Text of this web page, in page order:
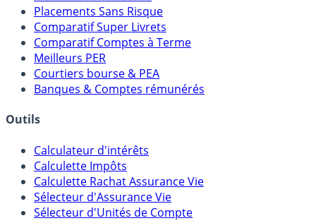
Meilleures Assurances-Vie
Meilleurs Fonds Euros
Placements Sans Risque
Comparatif Super Livrets
Comparatif Comptes à Terme
Meilleurs PER
Banques & Comptes rémunérés
Outils
Calculateur d'intérêts
Calculette Impôts
Calculette Rachat Assurance Vie